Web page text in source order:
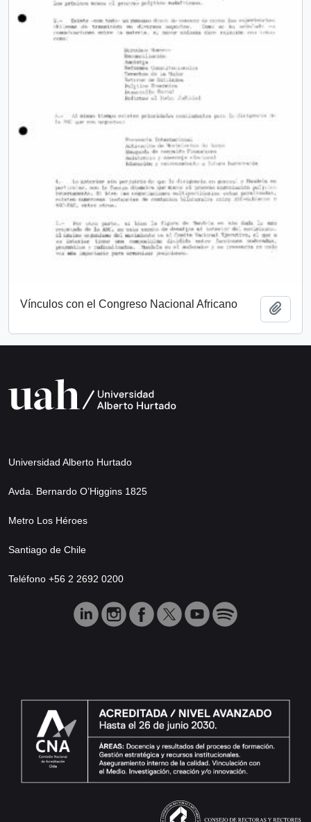
Vínculos con el Congreso Nacional Africano
Universidad Alberto Hurtado
Avda. Bernardo O’Higgins 1825
Metro Los Héroes
Santiago de Chile
Teléfono +56 2 2692 0200